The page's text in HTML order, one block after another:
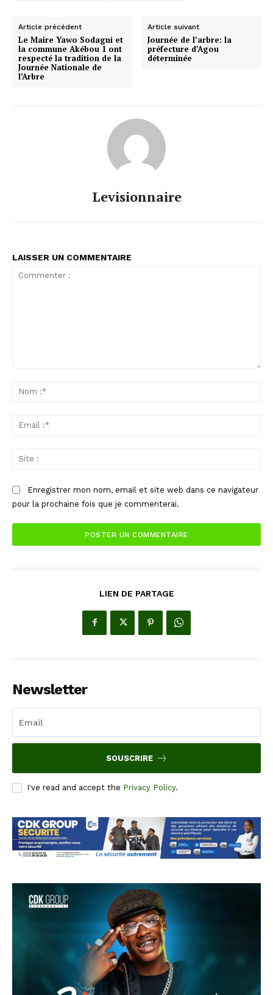
Article précédent
Le Maire Yawo Sodagni et
la commune Akébou 1 ont
respecté la tradition de la
Journée Nationale de
l’Arbre
Article suivant
Journée de l’arbre: la
préfecture d’Agou
déterminée
Levisionnaire
LAISSER UN COMMENTAIRE
Enregistrer mon nom, email et site web dans ce navigateur
pour la prochaine fois que je commenterai.
LIEN DE PARTAGE
Newsletter
SOUSCRIRE
I've read and accept the Privacy Policy.